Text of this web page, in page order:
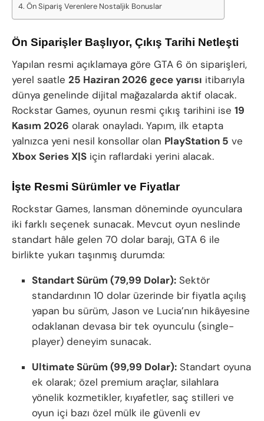
Ön Sipariş Verenlere Nostaljik Bonuslar
Ön Siparişler Başlıyor, Çıkış Tarihi Netleşti
Yapılan resmi açıklamaya göre GTA 6 ön siparişleri,
yerel saatle 25 Haziran 2026 gece yarısı itibarıyla
dünya genelinde dijital mağazalarda aktif olacak.
Rockstar Games, oyunun resmi çıkış tarihini ise 19
Kasım 2026 olarak onayladı. Yapım, ilk etapta
yalnızca yeni nesil konsollar olan PlayStation 5 ve
Xbox Series X|S için raflardaki yerini alacak.
İşte Resmi Sürümler ve Fiyatlar
Rockstar Games, lansman döneminde oyunculara
iki farklı seçenek sunacak. Mevcut oyun neslinde
standart hâle gelen 70 dolar barajı, GTA 6 ile
birlikte yukarı taşınmış durumda:
Standart Sürüm (79,99 Dolar): Sektör
standardının 10 dolar üzerinde bir fiyatla açılış
yapan bu sürüm, Jason ve Lucia’nın hikâyesine
odaklanan devasa bir tek oyunculu (single-
player) deneyim sunacak.
Ultimate Sürüm (99,99 Dolar): Standart oyuna
ek olarak; özel premium araçlar, silahlara
yönelik kozmetikler, kıyafetler, saç stilleri ve
oyun içi bazı özel mülk ile güvenli ev